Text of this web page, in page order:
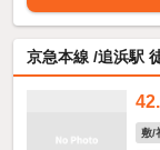
京急本線 /追浜駅
敷/